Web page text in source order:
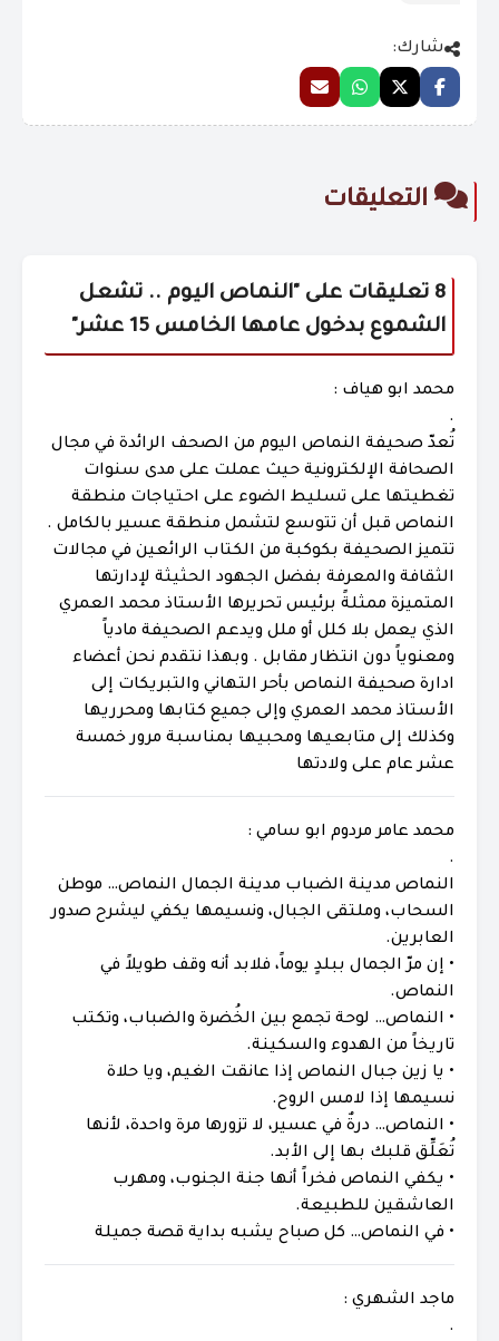
شارك:
التعليقات
8 تعليقات على "
النماص اليوم .. تشعل
الشموع بدخول عامها الخامس 15 عشر
"
محمد ابو هياف :
.
تُعدّ صحيفة النماص اليوم من الصحف الرائدة في مجال
الصحافة الإلكترونية حيث عملت على مدى سنوات
تغطيتها على تسليط الضوء على احتياجات منطقة
النماص قبل أن تتوسع لتشمل منطقة عسير بالكامل .
تتميز الصحيفة بكوكبة من الكتاب الرائعين في مجالات
الثقافة والمعرفة بفضل الجهود الحثيثة لإدارتها
المتميزة ممثلةً برئيس تحريرها الأستاذ محمد العمري
الذي يعمل بلا كلل أو ملل ويدعم الصحيفة مادياً
ومعنوياً دون انتظار مقابل . وبهذا نتقدم نحن أعضاء
ادارة صحيفة النماص بأحر التهاني والتبريكات إلى
الأستاذ محمد العمري وإلى جميع كتابها ومحرريها
وكذلك إلى متابعيها ومحبيها بمناسبة مرور خمسة
عشر عام على ولادتها
محمد عامر مردوم ابو سامي :
.
النماص مدينة الضباب مدينة الجمال النماص… موطن
السحاب، وملتقى الجبال، ونسيمها يكفي ليشرح صدور
العابرين.
• إن مرّ الجمال ببلدٍ يوماً، فلابد أنه وقف طويلاً في
النماص.
• النماص… لوحة تجمع بين الخُضرة والضباب، وتكتب
تاريخاً من الهدوء والسكينة.
• يا زين جبال النماص إذا عانقت الغيم، ويا حلاة
نسيمها إذا لامس الروح.
• النماص… درةٌ في عسير، لا تزورها مرة واحدة، لأنها
تُعَلِّق قلبك بها إلى الأبد.
• يكفي النماص فخراً أنها جنة الجنوب، ومهرب
العاشقين للطبيعة.
• في النماص… كل صباح يشبه بداية قصة جميلة
ماجد الشهري :
.